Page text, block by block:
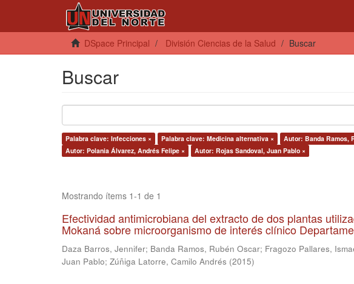
DSpace Principal División Ciencias de la Salud Buscar
Buscar
Palabra clave: Infecciones × Palabra clave: Medicina alternativa × Autor: Banda Ramos,
Autor: Polania Álvarez, Andrés Felipe ×
Autor: Rojas Sandoval, Juan Pablo ×
Mostrando ítems 1-1 de 1
Efectividad antimicrobiana del extracto de dos plantas
Mokaná sobre microorganismo de interés clínico
Daza Barros, Jennifer; Banda Ramos, Rubén Oscar; Fragozo Pallares,
Juan Pablo; Zúñiga Latorre, Camilo Andrés (2015)